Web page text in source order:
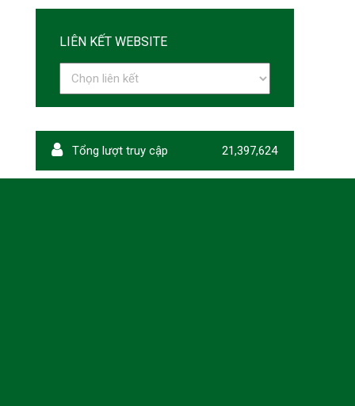
LIÊN KẾT WEBSITE
Tổng lượt truy cập 21,397,624